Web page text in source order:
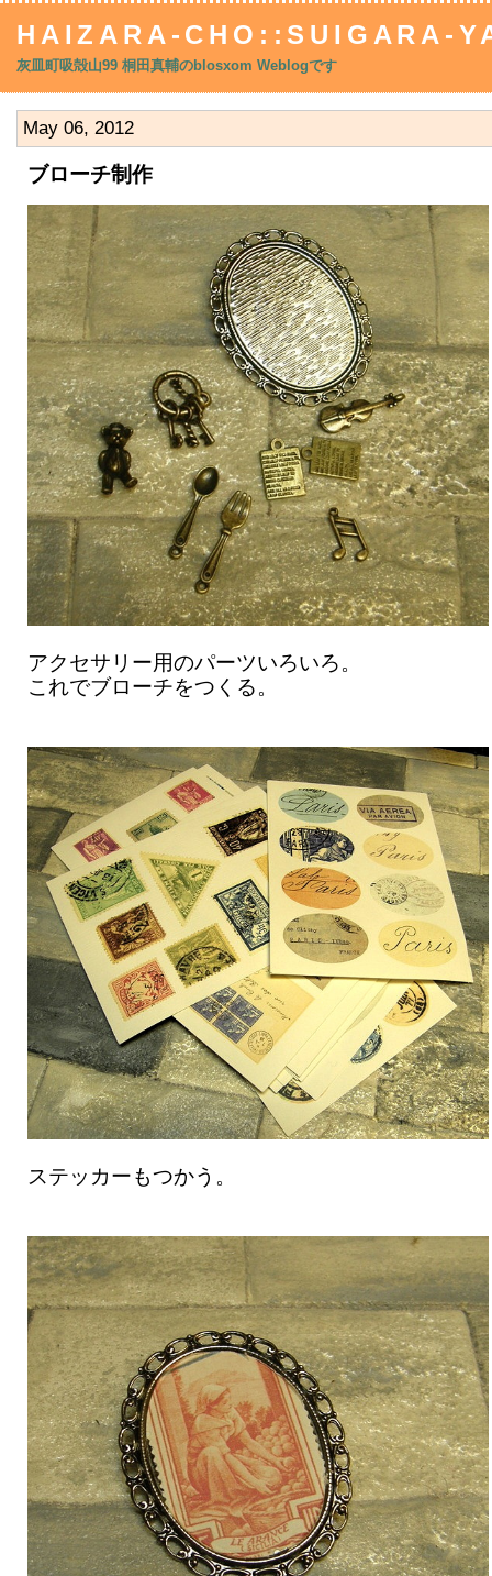
HAIZARA-CHO::SUIGARA-
灰皿町吸殻山99 桐田真輔のblosxom Weblogです
May 06, 2012
ブローチ制作
アクセサリー用のパーツいろいろ。
これでブローチをつくる。
ステッカーもつかう。